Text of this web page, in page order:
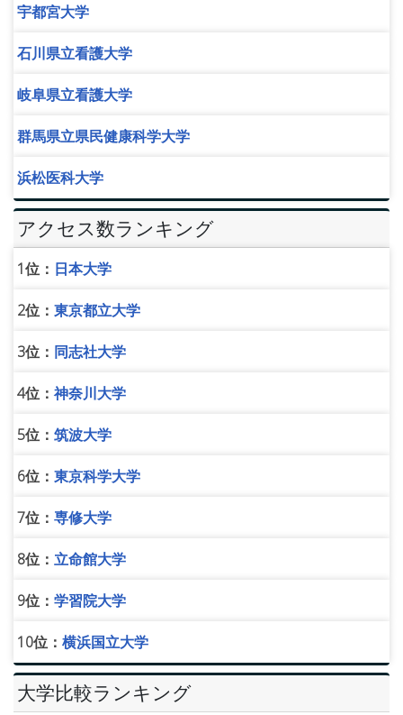
宇都宮大学
石川県立看護大学
岐阜県立看護大学
群馬県立県民健康科学大学
浜松医科大学
アクセス数ランキング
1位： 日本大学
2位： 東京都立大学
3位： 同志社大学
4位： 神奈川大学
5位： 筑波大学
6位： 東京科学大学
7位： 専修大学
8位： 立命館大学
9位： 学習院大学
10位： 横浜国立大学
大学比較ランキング